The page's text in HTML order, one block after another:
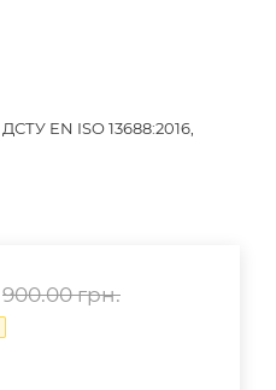
ДСТУ EN ISO 13688:2016,
900.00грн.